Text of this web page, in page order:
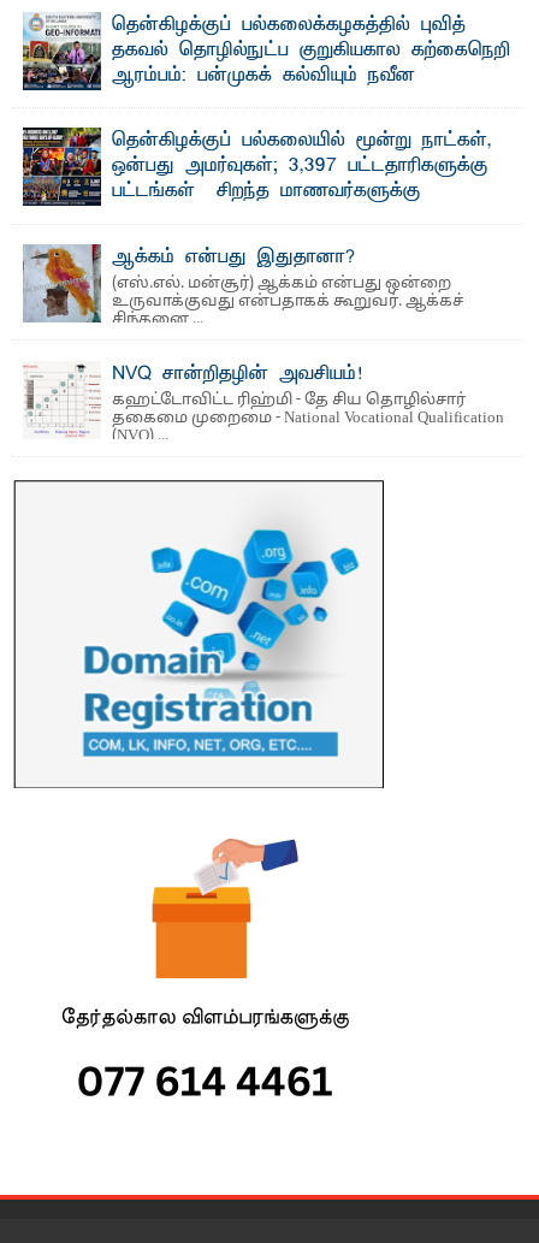
ஜே. எப். காமிலா பேகம்- இ லங்கை அரசாங்கம் அரசுசாரா
அமைப்புகள் (NGO) தொடர்பான புதிய சட்டமூலத்தை ...
தென்கிழக்குப் பல்கலைக்கழகத்தில் புவித்
தகவல் தொழில்நுட்ப குறுகியகால கற்கைநெறி
ஆரம்பம்: பன்முகக் கல்வியும் நவீன
பேராசிரியர் எம். எம். பாஸில்
தெ ன்கிழக்குப் பல்கலைக்கழகத்தின் கலை மற்றும் கலாசார
பீடத்தின் புவியியல் துறையினால் ...
தென்கிழக்குப் பல்கலையில் மூன்று நாட்கள்,
ஒன்பது அமர்வுகள்; 3,397 பட்டதாரிகளுக்கு
பட்டங்கள் – சிறந்த மாணவர்களுக்கு
மற்றும் சிறப்புப் பரிசுகள்
எம்.வை. அமீர்- ஒ லுவிலில் அமைந்துள்ள தென்கிழக்குப்
பல்கலைக்கழகத்தின் 18ஆவது பொதுப் பட்டமளிப்பு விழா ...
ஆக்கம் என்பது இதுதானா?
(எஸ்.எல். மன்சூர்) ஆக்கம் என்பது ஒன்றை
உருவாக்குவது என்பதாகக் கூறுவர். ஆக்கச்
சிந்தனை ...
NVQ சான்றிதழின் அவசியம்!
கஹட்டோவிட்ட ரிஹ்மி - தே சிய தொழில்சார்
தகைமை முறைமை - National Vocational Qualification
(NVQ) ...